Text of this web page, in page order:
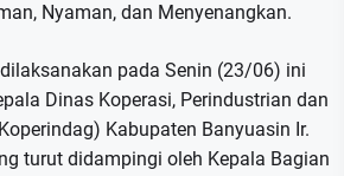
Nyaman, dan Menyenangkan.
pada Senin (23/06) ini
Dinas Koperasi, Perindustrian dan
Kabupaten Banyuasin Ir.
turut didampingi oleh Kepala Bagian